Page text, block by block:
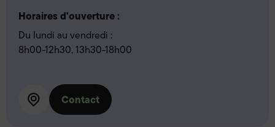
Horaires d'ouverture :
Du lundi au vendredi :
8h00-12h30, 13h30-18h00
Contact